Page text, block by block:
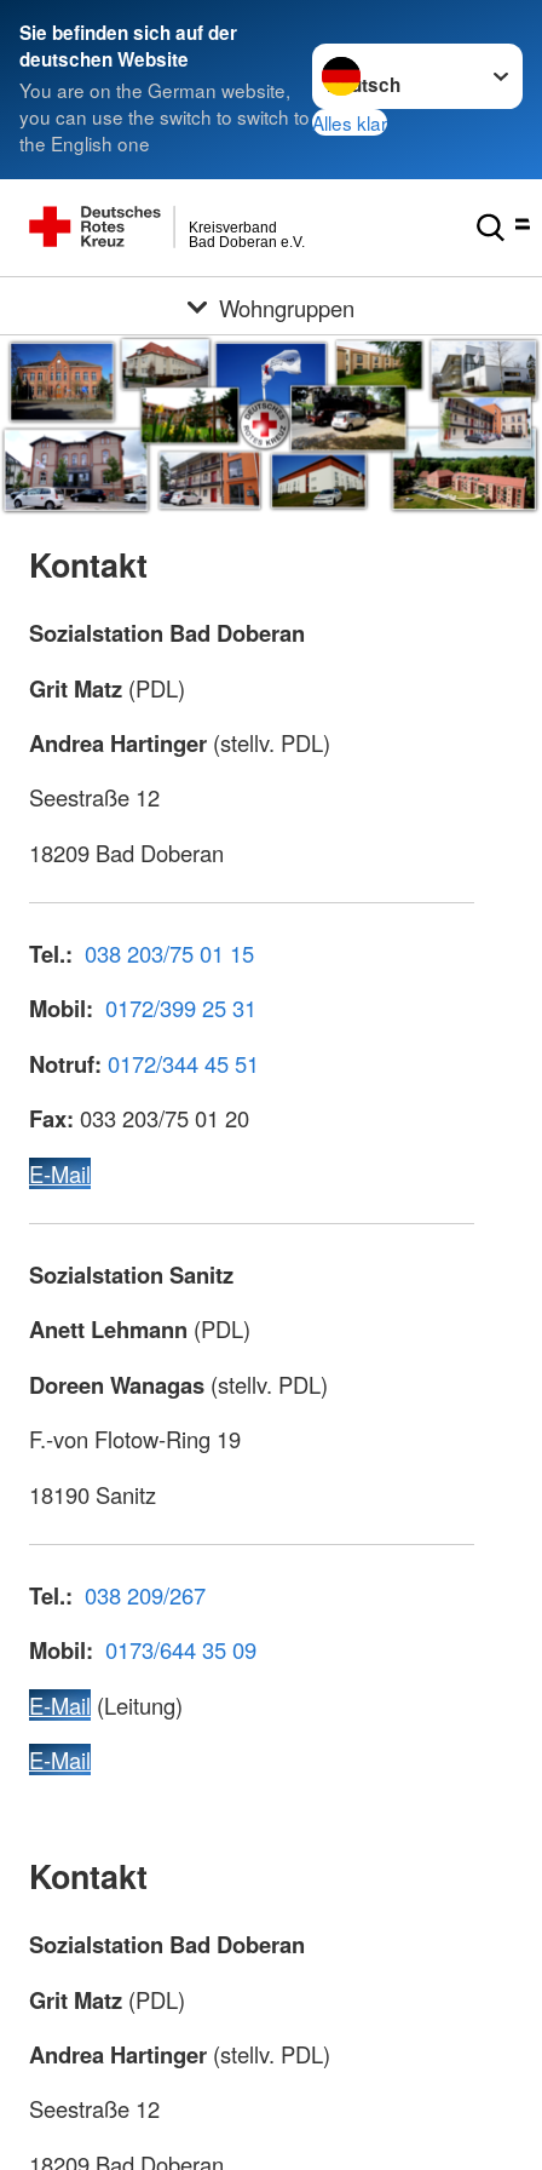
Sie befinden sich auf der
deutschen Website
You are on the German website,
you can use the switch to switch to
the English one
Sprache wechseln zu
Alles klar
Bad Doberan e.V.
Kreisverband
Wohngruppen
Kontakt
Sozialstation Bad Doberan
Grit Matz (PDL)
Andrea Hartinger (stellv. PDL)
Seestraße 12
18209 Bad Doberan
Tel.: 038 203/75 01 15
Mobil: 0172/399 25 31
Notruf: 0172/344 45 51
Fax: 033 203/75 01 20
E-Mail
Sozialstation Sanitz
Anett Lehmann (PDL)
Doreen Wanagas (stellv. PDL)
F.-von Flotow-Ring 19
18190 Sanitz
Tel.: 038 209/267
Mobil: 0173/644 35 09
E-Mail (Leitung)
E-Mail
Kontakt
Sozialstation Bad Doberan
Grit Matz (PDL)
Andrea Hartinger (stellv. PDL)
Seestraße 12